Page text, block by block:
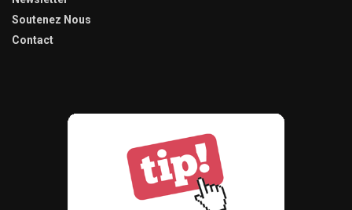
Soutenez Nous
Contact